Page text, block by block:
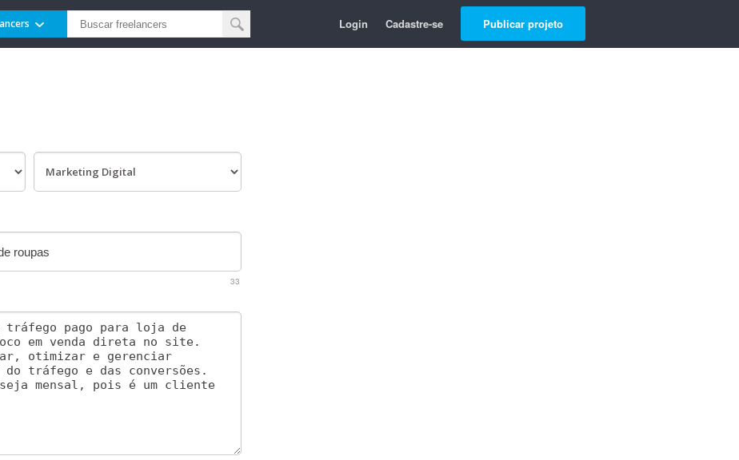
Login Cadastre-se Publicar projeto
33